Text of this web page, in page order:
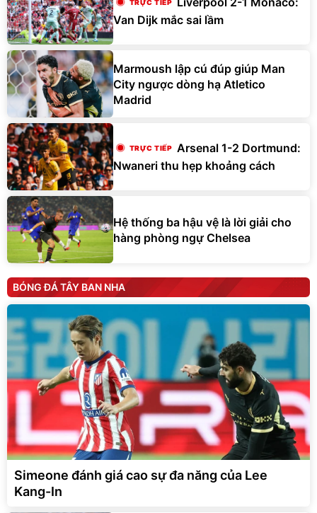
Van Dijk mắc sai lầm
Marmoush lập cú đúp giúp Man
City ngược dòng hạ Atletico
Madrid
Arsenal 1-2 Dortmund:
Nwaneri thu hẹp khoảng cách
Hệ thống ba hậu vệ là lời giải cho
hàng phòng ngự Chelsea
BÓNG ĐÁ TÂY BAN NHA
Simeone đánh giá cao sự đa năng của Lee
Kang-In